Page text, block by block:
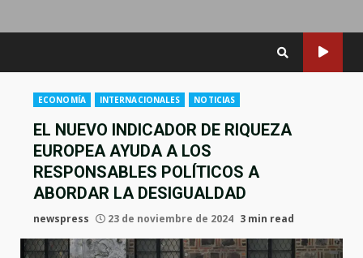
ECONOMÍA INTERNACIONALES NOTICIAS
EL NUEVO INDICADOR DE RIQUEZA
EUROPEA AYUDA A LOS
RESPONSABLES POLÍTICOS A
ABORDAR LA DESIGUALDAD
newspress 23 de noviembre de 2024 3 min read